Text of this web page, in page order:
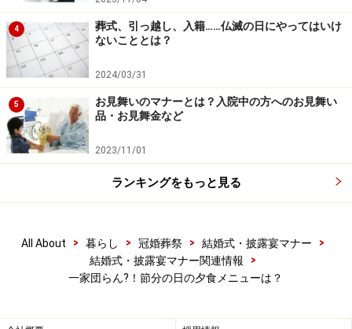
4
葬式、引っ越し、入籍……仏滅の日にやってはいけ
ないこととは？
2024/03/31
5
お見舞いのマナーとは？入院中の方へのお見舞い
品・お見舞金など
2023/11/01
ランキングをもっと見る
All About > 暮らし > 冠婚葬祭 > 結婚式・披露宴マナー
>
結婚式・披露宴マナー関連情報
>
一家団らん?！節分の日の夕食メニューは？